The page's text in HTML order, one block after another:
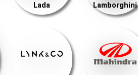
Lada Lamborghini